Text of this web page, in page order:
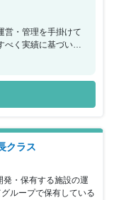
営・管理を手掛けて
べく実績に基づいた
。 また、地域のニ
しております。 今
作成、不具合の対
することとなりまし
なりますので仕事と
が魅力的です。
クラス
ループで保有している